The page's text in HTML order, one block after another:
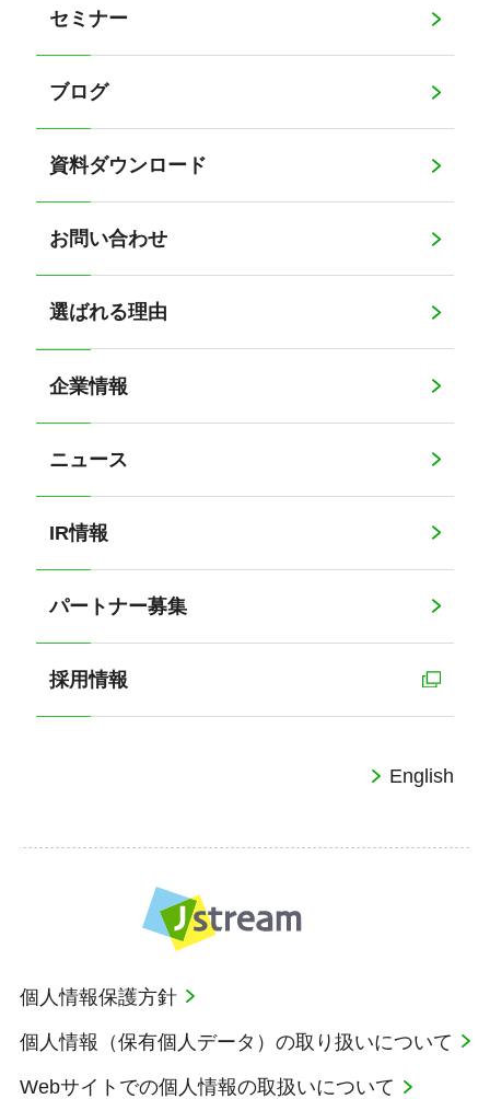
セミナー
ブログ
資料ダウンロード
お問い合わせ
選ばれる理由
企業情報
ニュース
IR情報
パートナー募集
採用情報
English
個人情報保護方針
個人情報（保有個人データ）の取り扱いについて
Webサイトでの個人情報の取扱いについて